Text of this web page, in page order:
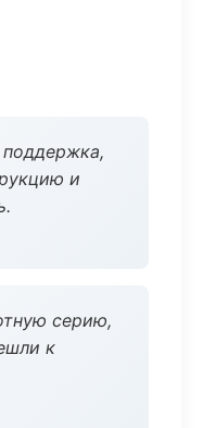
и
серию,
к